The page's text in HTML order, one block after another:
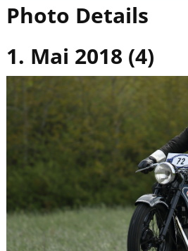
Photo Details
1. Mai 2018 (4)